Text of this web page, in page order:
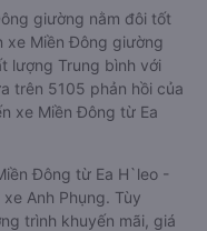
giường nằm đôi tốt
xe Miền Đông giường
lượng Trung bình với
trên 5105 phản hồi của
xe Miền Đông từ Ea
Đông từ Ea H`leo -
Anh Phụng. Tùy
trình khuyến mãi, giá